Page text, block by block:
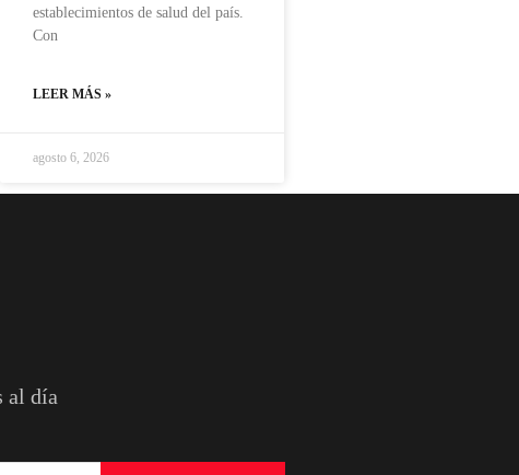
establecimientos de salud del país.
Con
LEER MÁS »
agosto 6, 2026
al día